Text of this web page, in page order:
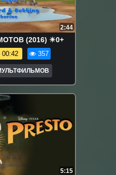
2:44
(2016) ☀0+
00:42 357
5:15